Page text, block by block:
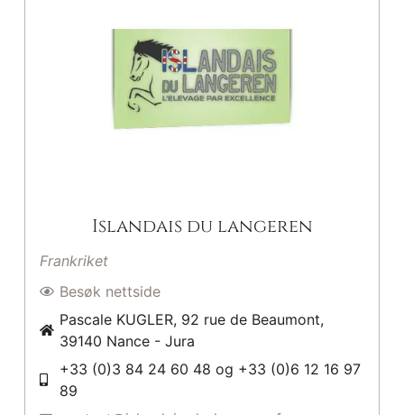
Islandais du langeren
Frankriket
Besøk nettside
Pascale KUGLER, 92 rue de Beaumont,
39140 Nance - Jura
+33 (0)3 84 24 60 48 og +33 (0)6 12 16 97
89